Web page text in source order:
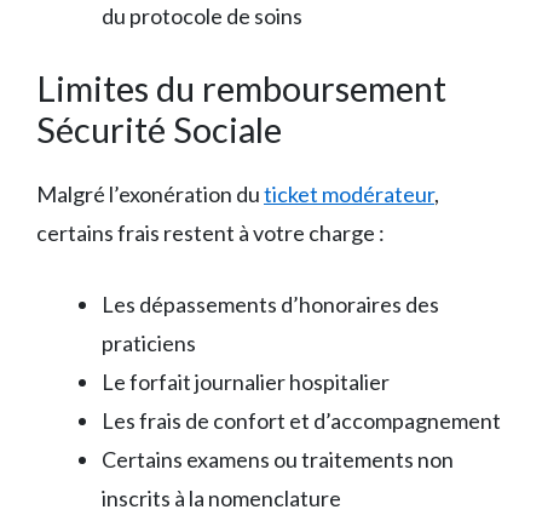
du protocole de soins
Limites du remboursement
Sécurité Sociale
Malgré l’exonération duticket modérateur,
certains frais restent à votre charge :
Les dépassements d’honoraires des
praticiens
Le forfait journalier hospitalier
Les frais de confort et d’accompagnement
Certains examens ou traitements non
inscrits à la nomenclature